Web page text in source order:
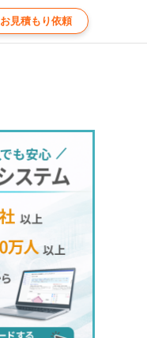
お見積もり依頼